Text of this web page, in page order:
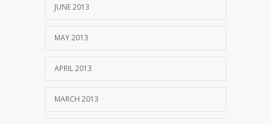
JUNE 2013
MAY 2013
APRIL 2013
MARCH 2013